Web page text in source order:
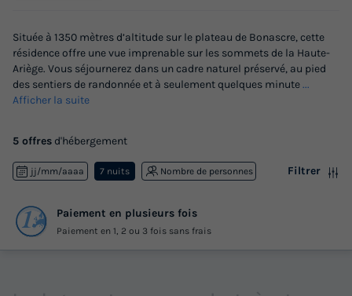
Située à 1350 mètres d’altitude sur le plateau de Bonascre, cette
résidence offre une vue imprenable sur les sommets de la Haute-
Ariège. Vous séjournerez dans un cadre naturel préservé, au pied
des sentiers de randonnée et à seulement quelques minute...
Afficher la suite
5 offres d'hébergement
jj/mm/aaaa 7 nuits Nombre de personnes Filtrer
Paiement en plusieurs fois
Paiement en 1, 2 ou 3 fois sans frais